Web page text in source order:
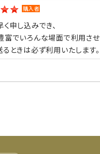
購入者
申し込みでき、
でいろんな場面で利用させ
ときは必ず利用いたします。